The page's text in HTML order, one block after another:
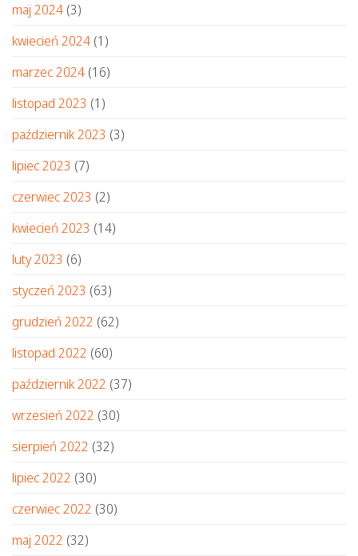
maj 2024 (3)
kwiecień 2024 (1)
marzec 2024 (16)
listopad 2023 (1)
październik 2023 (3)
lipiec 2023 (7)
czerwiec 2023 (2)
kwiecień 2023 (14)
luty 2023 (6)
styczeń 2023 (63)
grudzień 2022 (62)
listopad 2022 (60)
październik 2022 (37)
wrzesień 2022 (30)
sierpień 2022 (32)
lipiec 2022 (30)
czerwiec 2022 (30)
maj 2022 (32)